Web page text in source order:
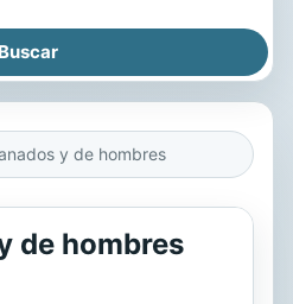
y de hombres
de hombres